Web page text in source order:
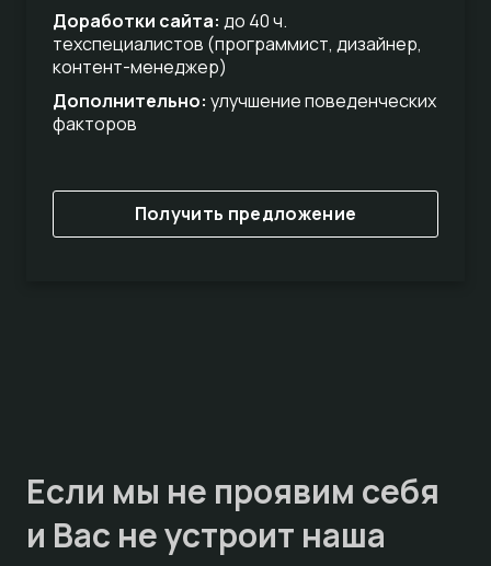
Доработки сайта: до 40 ч.
техспециалистов (программист, дизайнер,
контент-менеджер)
Дополнительно: улучшение поведенческих
факторов
Получить предложение
Если мы не проявим себя
и Вас не устроит наша